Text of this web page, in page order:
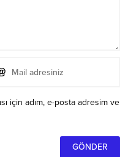
için adım, e-posta adresim ve